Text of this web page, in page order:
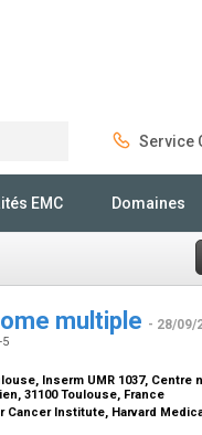
Service
EMC Domaines
multiple - 28/09/
5
Inserm UMR 1037,
31100 Toulouse, France
Cancer Institute, Harvard